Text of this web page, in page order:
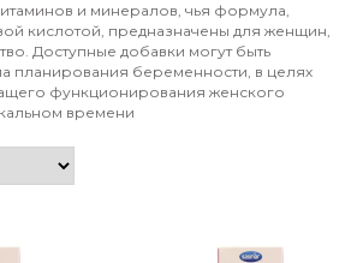
и минералов, чья формула,
кислотой, предназначены для женщин,
Доступные добавки могут быть
планирования беременности, в целях
функционирования женского
времени